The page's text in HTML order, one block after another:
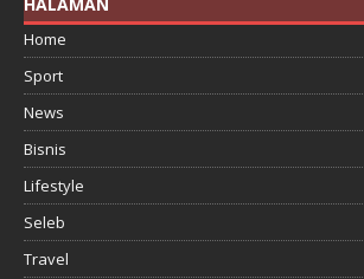
Home
Sport
News
Bisnis
Lifestyle
Seleb
Travel